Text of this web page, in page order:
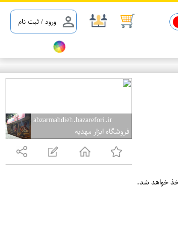
ورود / ثبت نام
abzarmahdieh.bazarefori.ir
فروشگاه ابزار مهدیه
خواهد شد.